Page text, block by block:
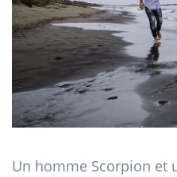
Un homme Scorpion et